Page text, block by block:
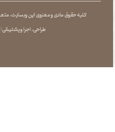
کلیه حقوق مادی و معنوی این وبسایت ،
طراحی ، اجرا و